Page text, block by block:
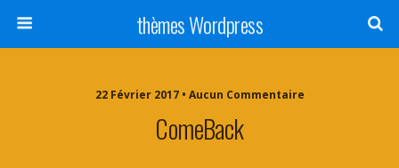
thèmes Wordpress
22 Février 2017 • Aucun Commentaire
ComeBack